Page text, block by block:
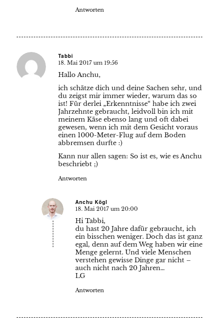
Antworten
Tabbi
18. Mai 2017 um 19:56
Hallo Anchu,
ich schätze dich und deine Sachen sehr, und
du zeigst mir immer wieder, warum das so
ist! Für derlei „Erkenntnisse“ habe ich zwei
Jahrzehnte gebraucht, leidvoll bin ich mit
meinem Käse ebenso lang und oft dabei
gewesen, wenn ich mit dem Gesicht voraus
einen 1000-Meter-Flug auf dem Boden
abbremsen durfte :)
Kann nur allen sagen: So ist es, wie es Anchu
beschriebt ;)
Antworten
Anchu Kögl
18. Mai 2017 um 20:00
Hi Tabbi,
du hast 20 Jahre dafür gebraucht, ich
ein bisschen weniger. Doch das ist ganz
egal, denn auf dem Weg haben wir eine
Menge gelernt. Und viele Menschen
verstehen gewisse Dinge gar nicht –
auch nicht nach 20 Jahren…
LG
Antworten